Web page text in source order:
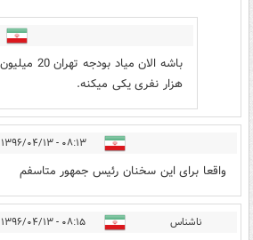
هزار نفری یکی میکنه.
۰۸:۱۳ - ۱۳۹۶/۰۴/۱۳
واقعا برای این سخنان رئیس جمهور متاسفم
ناشناس ۰۸:۱۵ - ۱۳۹۶/۰۴/۱۳